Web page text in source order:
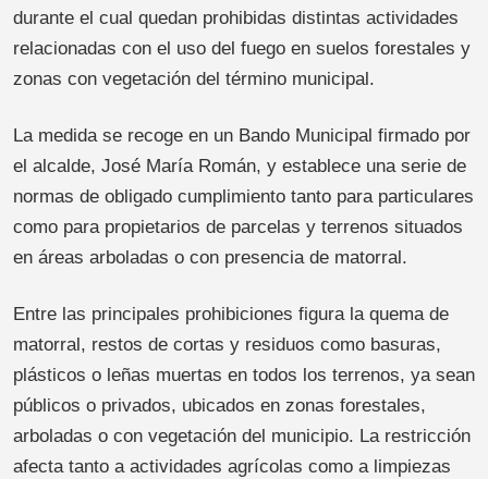
durante el cual quedan prohibidas distintas actividades
relacionadas con el uso del fuego en suelos forestales y
zonas con vegetación del término municipal.
La medida se recoge en un Bando Municipal firmado por
el alcalde, José María Román, y establece una serie de
normas de obligado cumplimiento tanto para particulares
como para propietarios de parcelas y terrenos situados
en áreas arboladas o con presencia de matorral.
Entre las principales prohibiciones figura la quema de
matorral, restos de cortas y residuos como basuras,
plásticos o leñas muertas en todos los terrenos, ya sean
públicos o privados, ubicados en zonas forestales,
arboladas o con vegetación del municipio. La restricción
afecta tanto a actividades agrícolas como a limpiezas